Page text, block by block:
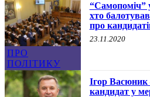
ПРО
ПОЛІТИКУ
“Самопоміч”
хто
про
23.11.2020
Ігор Васюник
кандидат у